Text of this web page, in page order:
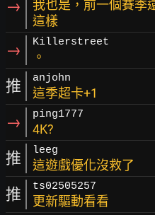
→
我也是，前一個賽季
這樣
→ Killerstreet
。
推 anjohn
這季超卡+1
→ ping1777
4K?
推 leeg
這遊戲優化沒救了
推 ts02505257
更新驅動看看